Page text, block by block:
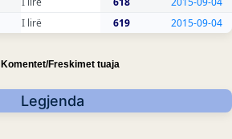
I lirë 619 2015-09-04
Komentet/Freskimet tuaja
Legjenda